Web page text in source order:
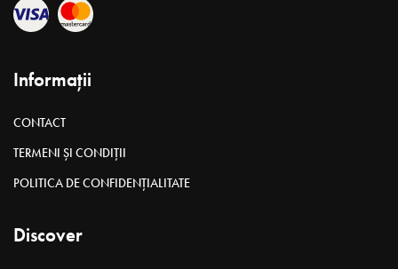
Informații
CONTACT
TERMENI ȘI CONDIȚII
POLITICA DE CONFIDENȚIALITATE
Discover